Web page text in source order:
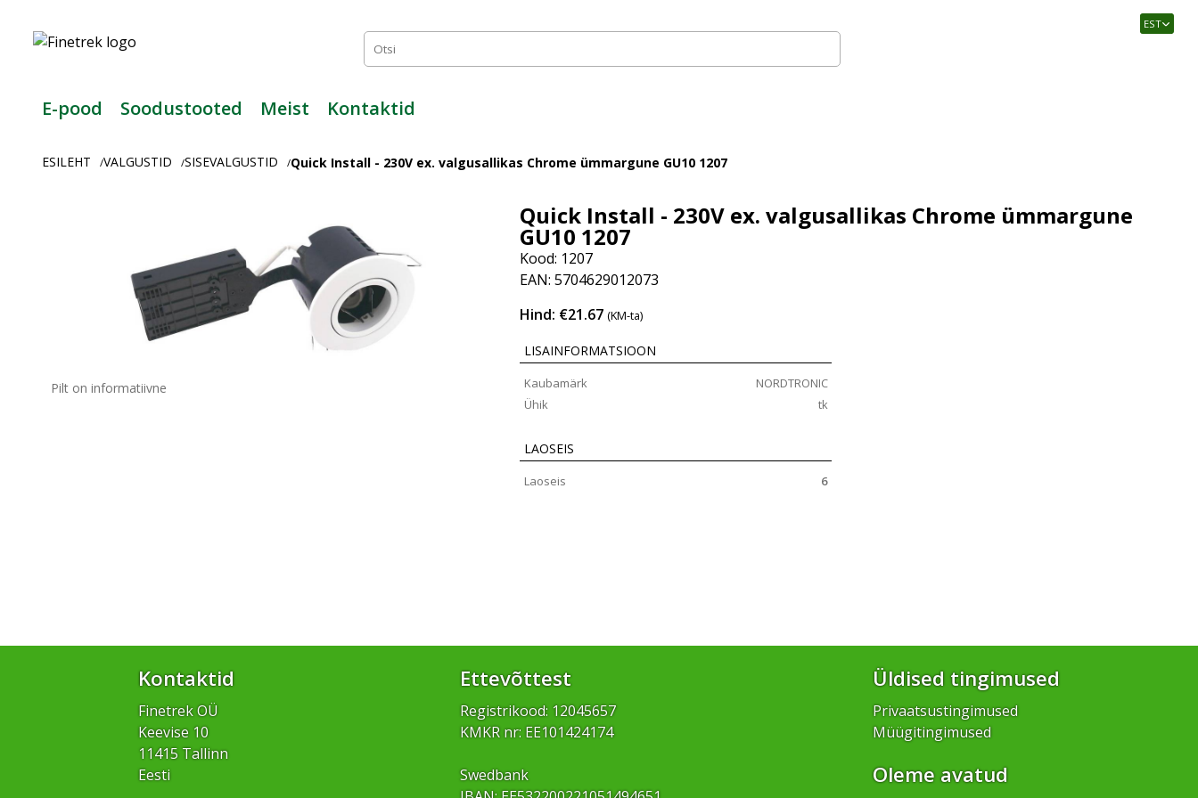
Usaldusväärne
tööstusautomaatika
EST
E-pood Soodustooted Meist Kontaktid
ESILEHT /VALGUSTID /SISEVALGUSTID /Quick Install - 230V ex. valgusallikas Chrome ümmargune GU10 1207
Pilt on informatiivne
Quick Install - 230V ex. valgusallikas Chrome ümmargune
GU10 1207
Kood: 1207
EAN: 5704629012073
Hind: €21.67(KM-ta)
LISAINFORMATSIOON
Kaubamärk
NORDTRONIC
Ühik
tk
LAOSEIS
Laoseis 6
Kontaktid
Finetrek OÜ
Keevise 10
11415 Tallinn
Eesti
Ettevõttest
Registrikood: 12045657
KMKR nr: EE101424174
Swedbank
Üldised tingimused
Privaatsustingimused
Müügitingimused
Oleme avatud